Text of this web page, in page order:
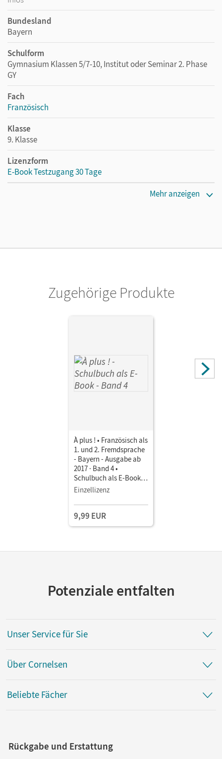
Bundesland
Bayern
Schulform
Gymnasium Klassen 5/7-10, Institut oder Seminar 2. Phase
GY
Fach
Französisch
Klasse
9. Klasse
Lizenzform
E-Book Testzugang 30 Tage
Mehr anzeigen
Zugehörige Produkte
À plus ! • Französisch als
1. und 2. Fremdsprache
- Bayern - Ausgabe ab
2017 · Band 4 •
Schulbuch als E-Book
Mit Medien
Einzellizenz
9,99 EUR
Potenziale entfalten
Unser Service für Sie
Über Cornelsen
Beliebte Fächer
Rückgabe und Erstattung